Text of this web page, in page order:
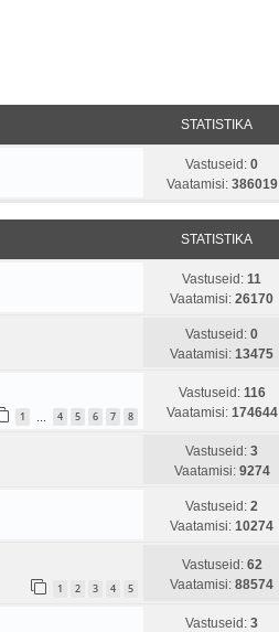
STATISTIKA
Vastuseid: 0
Vaatamisi: 386019
STATISTIKA
Vastuseid: 11
Vaatamisi: 26170
Vastuseid: 0
Vaatamisi: 13475
1 4 5 6 7 8
Vastuseid: 116
Vaatamisi: 174644
Vastuseid: 3
Vaatamisi: 9274
Vastuseid: 2
Vaatamisi: 10274
1 2 3 4 5
Vastuseid: 62
Vaatamisi: 88574
Vastuseid: 3